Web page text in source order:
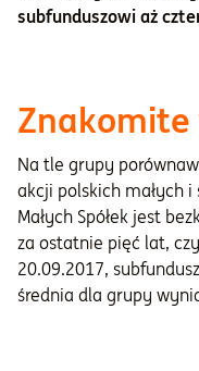
subfunduszowi aż
Na tle grupy
akcji polskich małych i
Małych Spółek jest
za ostatnie pięć lat,
20.09.2017,
średnia dla grupy